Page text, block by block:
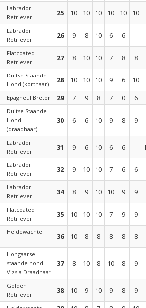
Labrador
Retriever
25 10 10 10 10 10
10
Labrador
Retriever
26 9 8 10 6 6
-
Flatcoated
Retriever
27 8 10 10 7 8
8
Duitse Staande
Hond (korthaar)
28 10 10 10 9 6
10
Epagneul Breton 29 7 9 8 7 0
6
Duitse Staande
Hond
(draadhaar)
30 6 6 10 9 8 9
Labrador
Retriever
31 9 6 10 6 6 -
Labrador
Retriever
32 9 10 10 7 6
6
Labrador
Retriever
34 8 9 10 10 9
9
Flatcoated
Retriever
35 10 10 10 7 9
9
Heidewachtel
36 10 8 8 8 8
8
Hongaarse
staande hond
Vizsla Draadhaar
37 8 10 8 10 8 9
Golden
Retriever
38 10 9 10 9 8
9